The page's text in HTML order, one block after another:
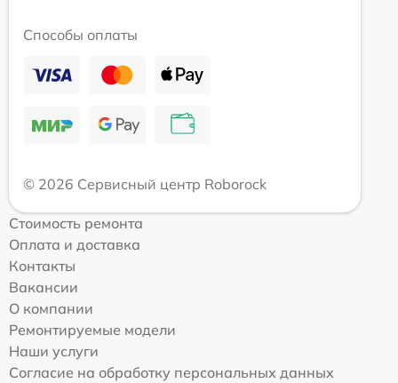
Способы оплаты
© 2026 Сервисный центр Roborock
Стоимость ремонта
Оплата и доставка
Контакты
Вакансии
О компании
Ремонтируемые модели
Наши услуги
Согласие на обработку персональных данных